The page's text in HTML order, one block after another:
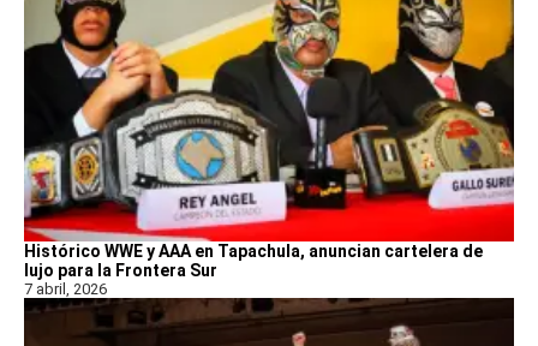
Histórico WWE y AAA en Tapachula, anuncian cartelera de
lujo para la Frontera Sur
7 abril, 2026